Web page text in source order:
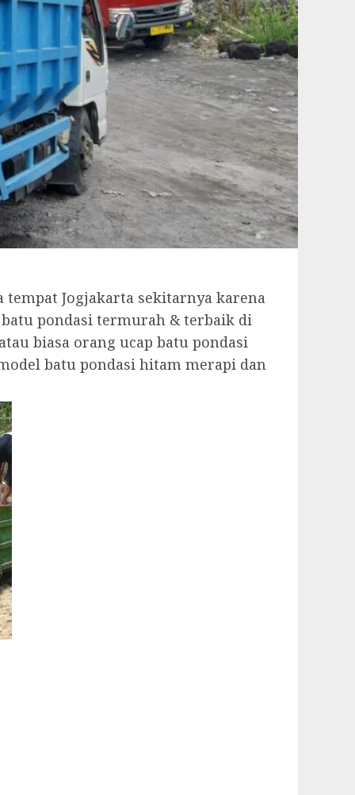
Jogjakarta sekitarnya karena
pondasi termurah & terbaik di
biasa orang ucap batu pondasi
batu pondasi hitam merapi dan